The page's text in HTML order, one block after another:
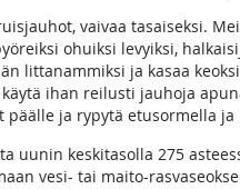
vaivaa tasaiseksi.
ohuiksi levyiksi,
littanammiksi ja kasaa
ihan reilusti jauhoja
ja rypytä etusormella
uunin keskitasolla 275
vesi- tai maito-